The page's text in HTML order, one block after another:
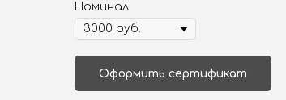
Номинал
Оформить сертификат